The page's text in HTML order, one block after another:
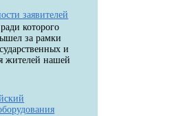
заявителей
которого
за рамки
и
жителей нашей